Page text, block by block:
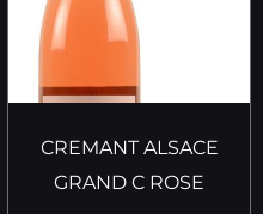
CREMANT ALSACE
GRAND C ROSE